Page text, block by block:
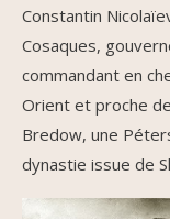
Constantin
Cosaques,
commandant en
Orient et proche
Bredow, une
dynastie issue de